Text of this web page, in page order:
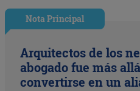
Nota Principal
Arquitectos de los
abogado fue más
convertirse en un